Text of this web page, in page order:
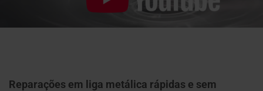
Reparações em liga metálica rápidas e sem